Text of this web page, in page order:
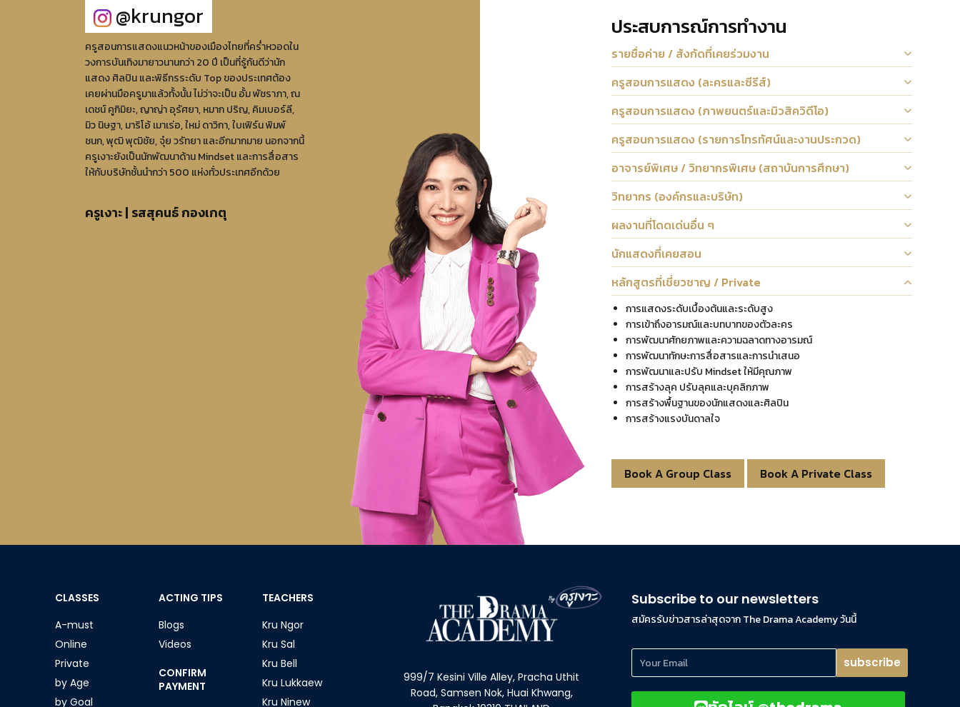
@krungor
ครูสอนการแสดงแนวหน้าของเมืองไทยที่คร่ำหวอดใน
วงการบันเทิงมายาวนานกว่า 20 ปี เป็นที่รู้กันดีว่านัก
แสดง ศิลปิน และพิธีกรระดับ Top ของประเทศต้อง
เคยผ่านมือครูมาแล้วทั้งนั้น ไม่ว่าจะเป็น อั้ม พัชราภา, ณ
เดชน์ คูกิมิยะ, ญาญ่า อุรัศยา, หมาก ปริญ, คิมเบอร์ลี,
มิว นิษฐา, มาริโอ้ เมาเร่อ, ใหม่ ดาวิกา, ใบเฟิร์น พิมพ์
ชนก, พุฒิ พุฒิชัย, จุ๋ย วรัทยา และอีกมากมาย นอกจากนี้
ครูเงาะยังเป็นนักพัฒนาด้าน Mindset และการสื่อสาร
ให้กับบริษัทชั้นนำกว่า 500 แห่งทั่วประเทศอีกด้วย
ครูเงาะ | รสสุคนธ์ กองเกตุ
ประสบการณ์การทำงาน
รายชื่อค่าย / สังกัดที่เคยร่วมงาน
ครูสอนการแสดง (ละครและซีรีส์)
ครูสอนการแสดง (ภาพยนตร์และมิวสิควิดีโอ)
ครูสอนการแสดง (รายการโทรทัศน์และงานประกวด)
อาจารย์พิเศษ / วิทยากรพิเศษ (สถาบันการศึกษา)
วิทยากร (องค์กรและบริษัท)
ผลงานที่โดดเด่นอื่น ๆ
นักแสดงที่เคยสอน
หลักสูตรที่เชี่ยวชาญ / Private
การแสดงระดับเบื้องต้นและระดับสูง
การเข้าถึงอารมณ์และบทบาทของตัวละคร
การพัฒนาศักยภาพและความฉลาดทางอารมณ์
การพัฒนาทักษะการสื่อสารและการนำเสนอ
การพัฒนาและปรับ Mindset ให้มีคุณภาพ
การสร้างลุค ปรับลุคและบุคลิกภาพ
การสร้างพื้นฐานของนักแสดงและศิลปิน
การสร้างแรงบันดาลใจ
Book A Group Class Book A Private Class
CLASSES
A-must
Online
Private
by Age
by Goal
ACTING TIPS
Blogs
Videos
CONFIRM
PAYMENT
TEACHERS
Kru Ngor
Kru Sal
Kru Bell
Kru Lukkaew
Kru Ninew
999/7 Kesini Ville Alley, Pracha Uthit
Road, Samsen Nok, Huai Khwang,
Subscribe to our newsletters
สมัครรับข่าวสารล่าสุดจาก The Drama Academy วันนี้
subscribe